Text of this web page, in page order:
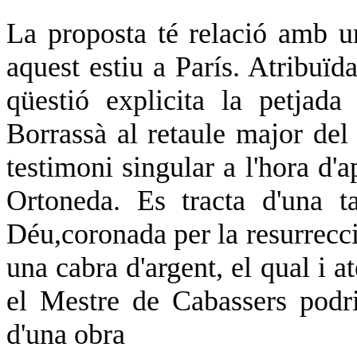
La proposta té relació amb
aquest estiu a París.
qüestió explicita la
Borrassà al retaule major
testimoni singular a l'hora
Ortoneda. Es tracta
Déu,coronada per la
una cabra d'argent, el qual i
el Mestre de Cabassers
d'una obra